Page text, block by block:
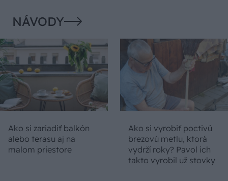
NÁVODY
Ako si zariadiť balkón
alebo terasu aj na
malom priestore
Ako si vyrobiť poctivú
brezovú metlu, ktorá
vydrží roky? Pavol ich
takto vyrobil už stovky